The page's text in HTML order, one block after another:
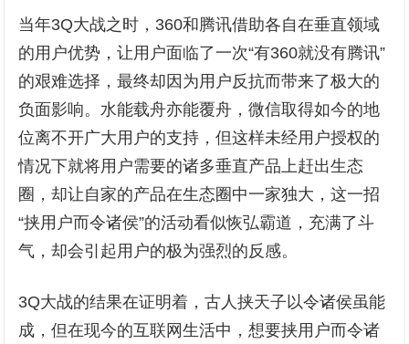
当年3Q大战之时，360和腾讯借助各自在垂直领域
的用户优势，让用户面临了一次“有360就没有腾讯”
的艰难选择，最终却因为用户反抗而带来了极大的
负面影响。水能载舟亦能覆舟，微信取得如今的地
位离不开广大用户的支持，但这样未经用户授权的
情况下就将用户需要的诸多垂直产品上赶出生态
圈，却让自家的产品在生态圈中一家独大，这一招
“挟用户而令诸侯”的活动看似恢弘霸道，充满了斗
气，却会引起用户的极为强烈的反感。
3Q大战的结果在证明着，古人挟天子以令诸侯虽能
成，但在现今的互联网生活中，想要挟用户而令诸